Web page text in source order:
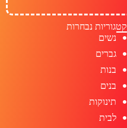
קטגוריות נבחרות
נשים
גברים
בנות
בנים
תינוקות
לבית